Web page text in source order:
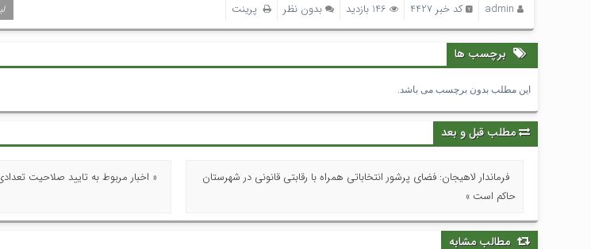
admin کد خبر 4427 بدون نظر پرینت
برچسب ها
این مطلب بدون برچسب می باشد.
مطلب قبل و بعد
فرماندار لاهیجان: فضای پرشور انتخاباتی همراه با رقابتی قانونی در شهرستان
حاکم است »
« اخبار مربوط به تایید صلاحیت
مطالب مشابه